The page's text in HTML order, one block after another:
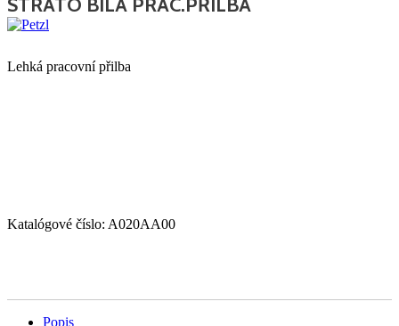
STRATO BÍLÁ PRAC.PŘILBA
Lehká pracovní přilba
Katalógové číslo: A020AA00
Popis